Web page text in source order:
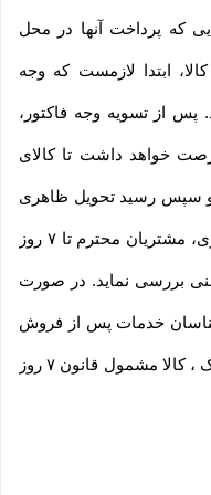
که پرداخت آنها در محل
ابتدا لازمست که وجه
پس از تسویه وجه فاکتور،
خواهد داشت تا کالای
سپس رسید تحویل ظاهری
کالا را امضاء نماید؛ پس از تحویل ظاهری، مشتریان محترم تا ۷ روز
بررسی نماید. در صورت
خدمات پس از فروش
مربوطه ، مطابق قانون تجارت الکترونیک ، کالا مشمول قانون ۷ روز